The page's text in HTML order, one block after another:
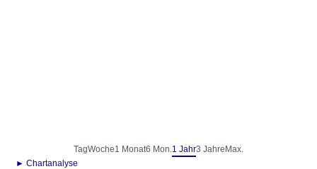
TagWoche1 Monat6 Mon.1 Jahr3 Jahre Max.
► Chartanalyse